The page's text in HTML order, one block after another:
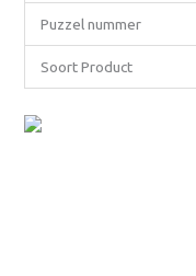
Puzzel nummer
Soort Product